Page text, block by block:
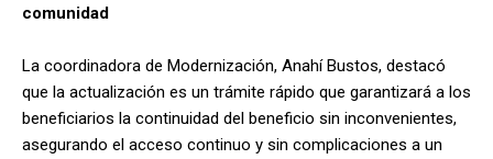
comunidad
La coordinadora de Modernización, Anahí Bustos, destacó
que la actualización es un trámite rápido que garantizará a los
beneficiarios la continuidad del beneficio sin inconvenientes,
asegurando el acceso continuo y sin complicaciones a un